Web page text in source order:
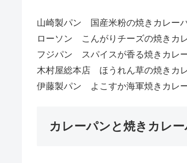
山崎製パン 国産米粉の焼きカレー
ローソン こんがりチーズの焼きカ
フジパン スパイスが香る焼きカレ
木村屋総本店 ほうれん草の焼きカ
伊藤製パン よこすか海軍焼きカレ
カレーパンと焼きカレ